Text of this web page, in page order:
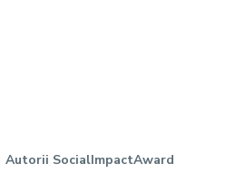
Autorii SocialImpactAward